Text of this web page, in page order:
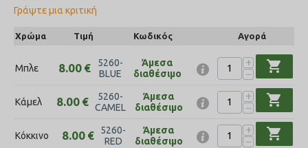
Γράψτε μια κριτική
Χρώμα Τιμή Κωδικός Αγορά
Μπλε 8.00 €
5260-
BLUE
Άμεσα
διαθέσιμο
+
−
shopping_cart
Κάμελ 8.00 €
5260-
CAMEL
Άμεσα
διαθέσιμο
+
−
shopping_cart
Κόκκινο 8.00 €
5260-
RED
Άμεσα
διαθέσιμο
+
−
shopping_cart